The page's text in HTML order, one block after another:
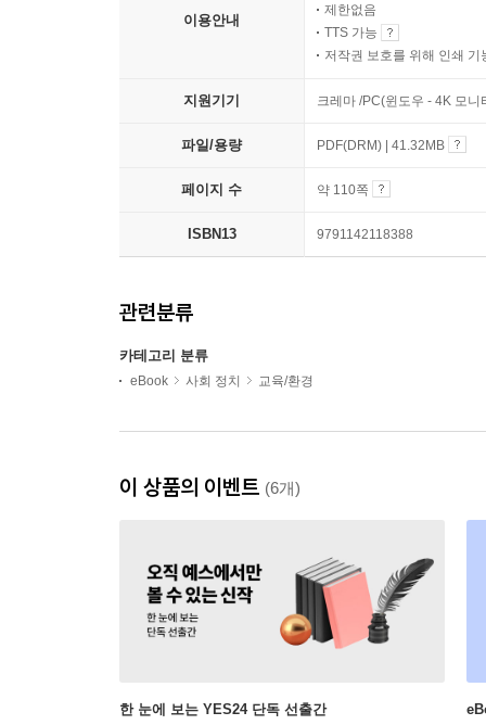
이용안내
제한없음
TTS 가능
저작권 보호를 위해 인쇄 기
지원기기 크레마 /PC(윈도우 - 4K 모
파일/용량 PDF(DRM) | 41.32MB
페이지 수 약 110쪽
ISBN13 9791142118388
관련분류
카테고리 분류
eBook 사회 정치 교육/환경
이 상품의 이벤트 (6개)
한 눈에 보는 YES24 단독 선출간